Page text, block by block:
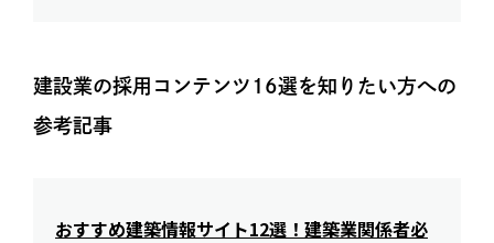
建設業の採用コンテンツ16選を知りたい方への
参考記事
おすすめ建築情報サイト12選！建築業関係者必